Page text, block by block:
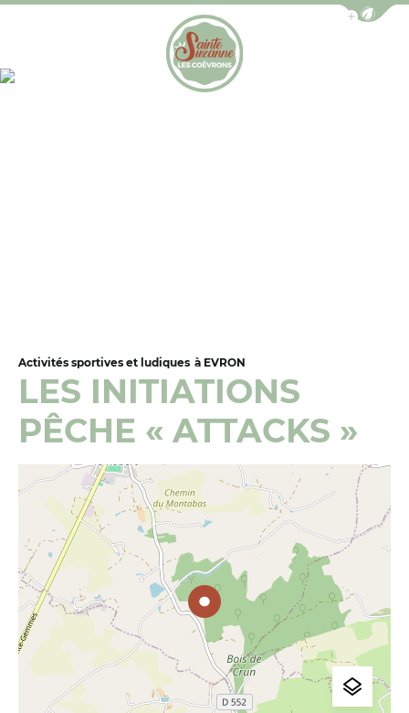
Afficher la
Activités sportives et ludiques à EVRON
LES INITIATIONS
PÊCHE « ATTACKS »
Photo 1, © OT de Sainte-Suzanne –